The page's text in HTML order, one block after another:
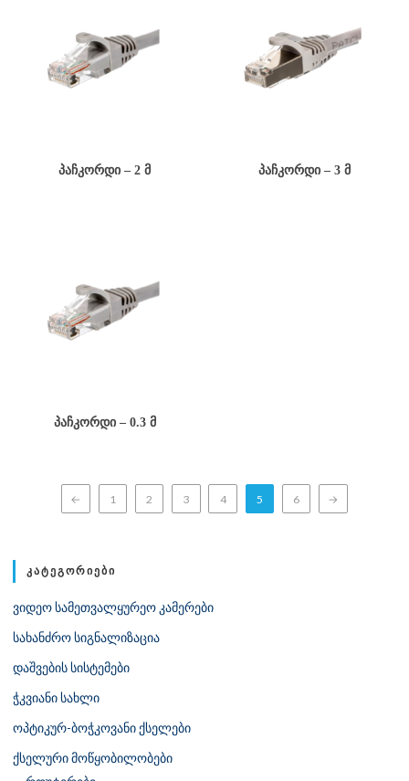
ᲞᲐᲩᲙᲝᲠᲓᲘ – 2 Მ ᲞᲐᲩᲙᲝᲠᲓᲘ – 3 Მ
ᲞᲐᲩᲙᲝᲠᲓᲘ – 0.3 Მ
← 1 2 3 4 5 6 →
ᲙᲐᲢᲔᲒᲝᲠᲘᲔᲑᲘ
ვიდეო სამეთვალყურეო კამერები
სახანძრო სიგნალიზაცია
დაშვების სისტემები
ჭკვიანი სახლი
ოპტიკურ-ბოჭკოვანი ქსელები
ქსელური მოწყობილობები